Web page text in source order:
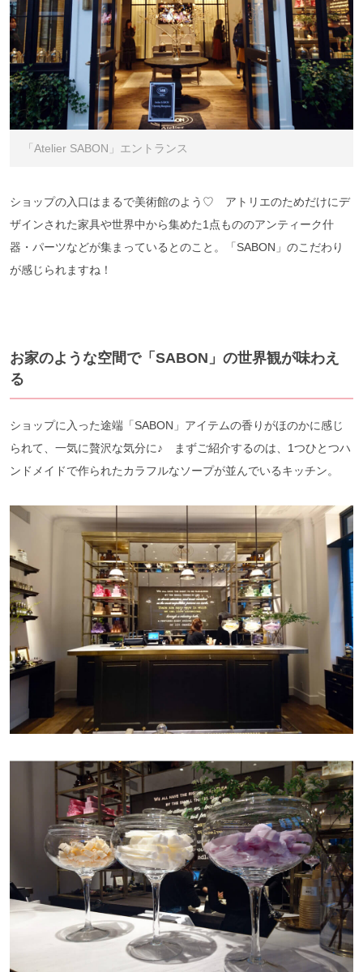
「Atelier SABON」エントランス
ショップの入口はまるで美術館のよう♡ アトリエのためだけにデ
ザインされた家具や世界中から集めた1点もののアンティーク什
器・パーツなどが集まっているとのこと。「SABON」のこだわり
が感じられますね！
お家のような空間で「SABON」の世界観が味わえ
る
ショップに入った途端「SABON」アイテムの香りがほのかに感じ
られて、一気に贅沢な気分に♪ まずご紹介するのは、1つひとつハ
ンドメイドで作られたカラフルなソープが並んでいるキッチン。